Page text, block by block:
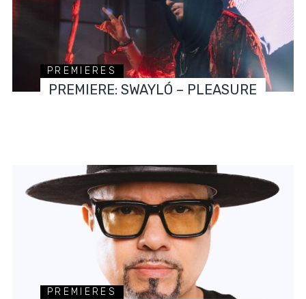
PREMIERES
PREMIERE: SWAYLÓ – PLEASURE
PREMIERES